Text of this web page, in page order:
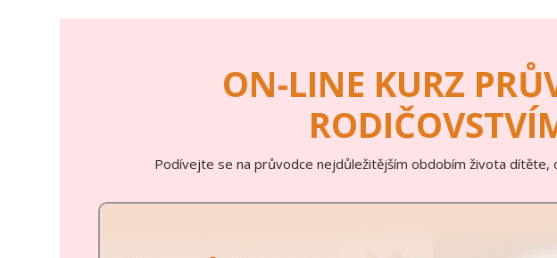
ON-LINE KURZ
Podívejte se na průvodce nejdůležitějším obdobím života dítěte,